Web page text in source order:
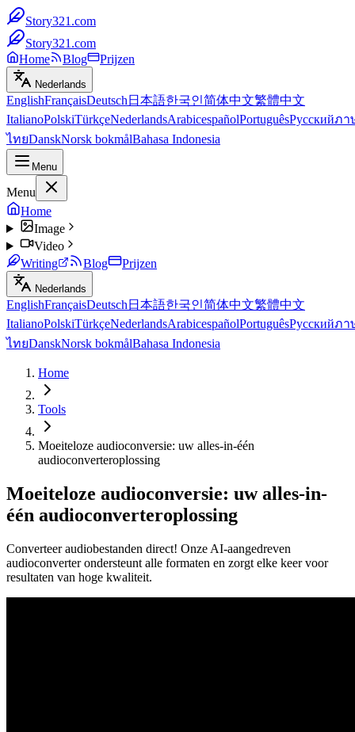
Story321.com
Story321.com
Home
Blog Prijzen
Nederlands
EnglishFrançaisDeutsch 日本語한국인简体中文繁體中文
ItalianoPolskiTürkçeNederlandsArabicespañolPortuguêsРусскийภา
ไทยDanskNorsk bokmålBahasa Indonesia
Menu
Menu
Home
Image
Video
Writing
Blog Prijzen
Nederlands
EnglishFrançaisDeutsch 日本語한국인简体中文繁體中文
ItalianoPolskiTürkçeNederlandsArabicespañolPortuguêsРусскийภา
ไทยDanskNorsk bokmålBahasa Indonesia
Home
Tools
Moeiteloze audioconversie: uw alles-in-één
audioconverteroplossing
Moeiteloze audioconversie: uw alles-in-
één audioconverteroplossing
Converteer audiobestanden direct! Onze AI-aangedreven
audioconverter ondersteunt alle formaten en zorgt elke keer voor
resultaten van hoge kwaliteit.